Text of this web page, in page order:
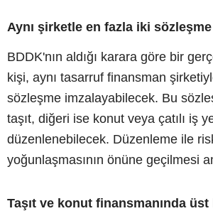
Aynı şirketle en fazla iki
BDDK'nın aldığı karara göre bir
kişi, aynı tasarruf finansman
sözleşme imzalayabilecek. Bu
taşıt, diğeri ise konut veya çatılı iş
düzenlenebilecek. Düzenleme ile
yoğunlaşmasının önüne geçilmesi
Taşıt ve konut finansmanında